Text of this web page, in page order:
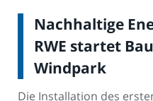
Nachhaltige
RWE startet
Windpark
Die Installation des